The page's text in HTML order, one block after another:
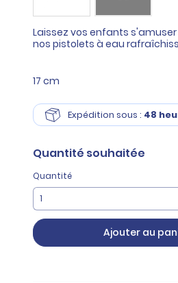
Laissez vos enfants
nos pistolets à eau
17 cm
Expédition sous : 48
Quantité souhaitée
Quantité
Ajouter au